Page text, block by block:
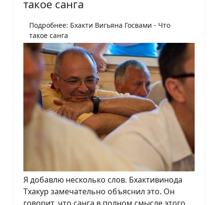
такое санга
Подробнее: Бхакти Вигьяна Госвами - Что
такое санга
Я добавлю несколько слов. Бхактивинода
Тхакур замечательно объяснил это. Он